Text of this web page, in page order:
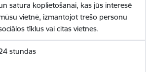
satura koplietošanai, kas jūs interesē
vietnē, izmantojot trešo personu
tīklus vai citas vietnes.
stundas